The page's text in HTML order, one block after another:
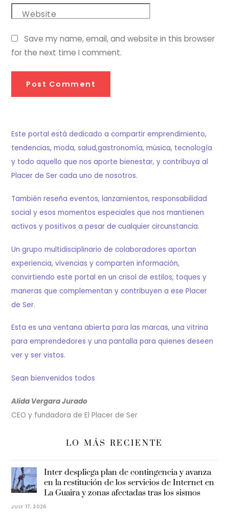
Website
Save my name, email, and website in this browser
for the next time I comment.
Este portal está dedicado a compartir emprendimiento,
tendencias, moda, salud,gastronomía, música, tecnología
y todo aquello que nos aporte bienestar, y contribuya al
Placer de Ser cada uno de nosotros.
También reseña eventos, lanzamientos, responsabilidad
social y esos momentos especiales que nos mantienen
activos y positivos a pesar de cualquier circunstancia.
Un grupo multidisciplinario de colaboradores aportan
experiencia, vivencias y comparten información,
convirtiendo este portal en un crisol de estilos, toques y
maneras que complementan y contribuyen a ese Placer
de Ser.
Esta es una ventana abierta para las marcas, una vitrina
para emprendedores y una pantalla para quienes deseen
ver y ser vistos.
Sean bienvenidos todos
Alida Vergara Jurado
CEO y fundadora de El Placer de Ser
LO MÁS RECIENTE
Inter despliega plan de contingencia y avanza
en la restitución de los servicios de Internet en
La Guaira y zonas afectadas tras los sismos
JULY 17, 2026